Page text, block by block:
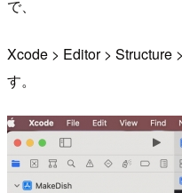
で、
Xcode > Editor > Structure
す。